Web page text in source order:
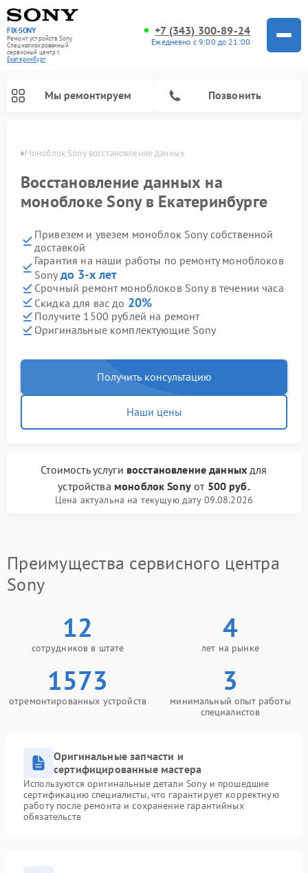
FIX-SONY
Ремонт устройств Sony
Специализированный
cервисный центр г.
Екатеринбург
+7 (343) 300-89-24
Ежедневно с 9:00 до 21:00
Мы ремонтируем Позвонить
Моноблок Sony восстановление данных
Восстановление данных на
моноблоке Sony в Екатеринбурге
Привезем и увезем моноблок Sony собственной
доставкой
Гарантия на наши работы по ремонту моноблоков
Sony до 3-х лет
Срочный ремонт моноблоков Sony в течении часа
Скидка для вас до 20%
Получите 1500 рублей на ремонт
Оригинальные комплектующие Sony
Получить консультацию
Наши цены
Стоимость услуги восстановление данных для
устройства моноблок Sonyот 500 руб.
Цена актуальна на текущую дату 09.08.2026
Преимущества сервисного центра
Sony
12
сотрудников в штате
4
лет на рынке
1573
отремонтированных устройств
3
минимальный опыт работы
специалистов
Оригинальные запчасти и
сертифицированные мастера
Используются оригинальные детали Sony и прошедшие
сертификацию специалисты, что гарантирует корректную
работу после ремонта и сохранение гарантийных
обязательств